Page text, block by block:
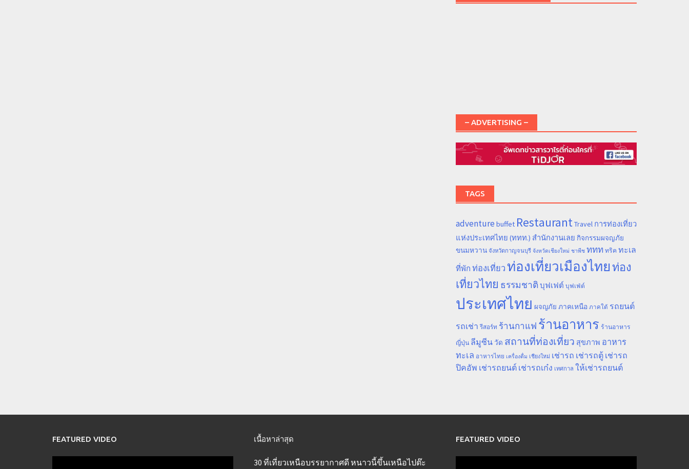
– ADVERTISING –
TAGS
adventure buffet RestaurantTravel การท่องเที่ยว
แห่งประเทศไทย (ททท.) สำนักงานเลย กิจกรรมผจญภัย
ขนมหวาน จังหวัดกาญจนบุรี จังหวัดเชียงใหม่ ชาพีช ททท ทริค ทะเล
ที่พัก ท่องเที่ยวท่องเที่ยวเมืองไทยท่อง
เที่ยวไทย ธรรมชาติ บุฟเฟต์ บุฟเฟ่ต์
ประเทศไทย ผจญภัย ภาคเหนือ ภาคใต้ รถยนต์
รถเช่า รีสอร์ท ร้านกาแฟ ร้านอาหาร ร้านอาหาร
ญี่ปุ่น ลีมูซีน วัด สถานที่ท่องเที่ยว สุขภาพ อาหาร
ทะเล อาหารไทย เครื่องดื่ม เชียงใหม่ เช่ารถ เช่ารถตู้ เช่ารถ
ปิคอัพ เช่ารถยนต์ เช่ารถเก๋ง เทศกาล ให้เช่ารถยนต์
FEATURED VIDEO เนื้อหาล่าสุด
30 ที่เที่ยวเหนือบรรยากาศดี หนาวนี้ขึ้นเหนือไปต๊ะ
FEATURED VIDEO